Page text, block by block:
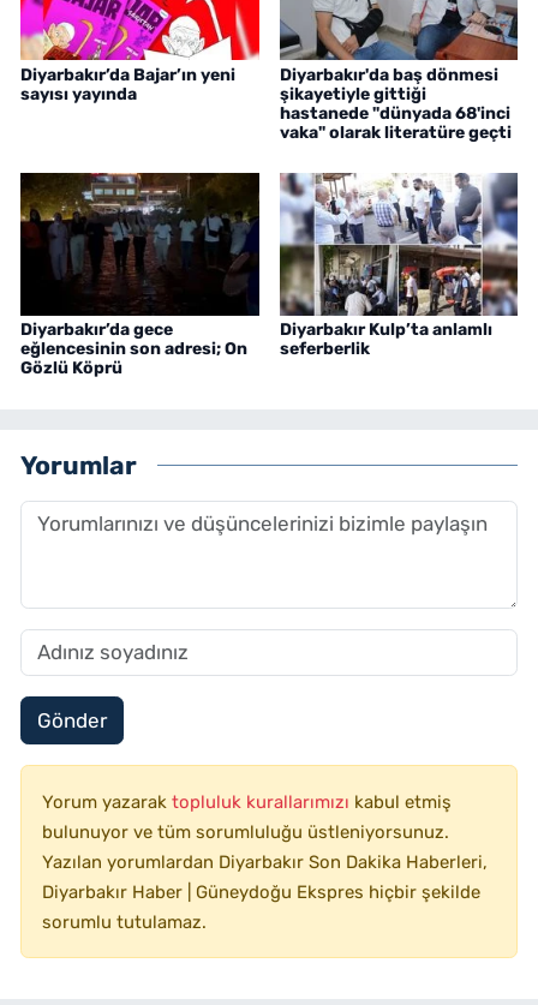
Diyarbakır’da Bajar’ın yeni
sayısı yayında
Diyarbakır'da baş dönmesi
şikayetiyle gittiği
hastanede "dünyada 68'inci
vaka" olarak literatüre geçti
Diyarbakır’da gece
eğlencesinin son adresi; On
Gözlü Köprü
Diyarbakır Kulp’ta anlamlı
seferberlik
Yorumlar
Gönder
Yorum yazarak topluluk kurallarımızı kabul etmiş
bulunuyor ve tüm sorumluluğu üstleniyorsunuz.
Yazılan yorumlardan Diyarbakır Son Dakika Haberleri,
Diyarbakır Haber | Güneydoğu Ekspres hiçbir şekilde
sorumlu tutulamaz.